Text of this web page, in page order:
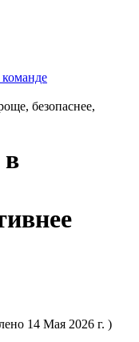
безопаснее,
в
14 Мая 2026 г. )